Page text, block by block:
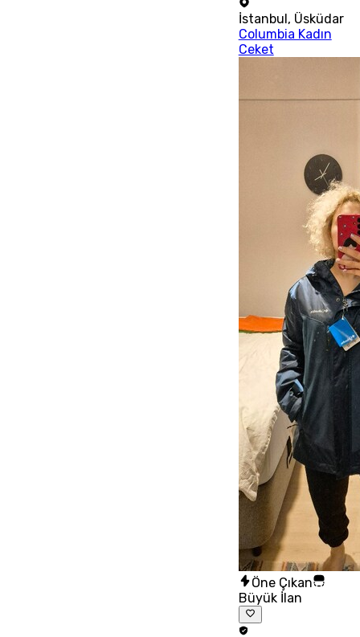
İstanbul, Üsküdar
Columbia Kadın
Ceket
Öne Çıkan
Büyük İlan